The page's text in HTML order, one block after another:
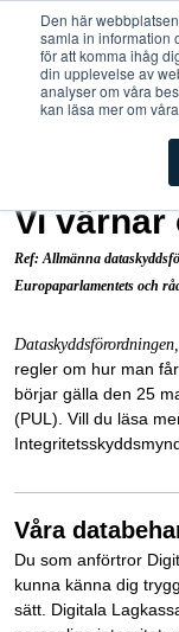
Den här
samla in information
för att komma ihåg
din upplevelse av
analyser om våra
kan läsa mer om
Vi värnar
Ref: Allmänna
Europaparlamentets och
regler om hur man
börjar gälla den 25
(PUL). Vill du läsa
Våra
Du som anförtror
kunna känna dig
sätt. Digitala